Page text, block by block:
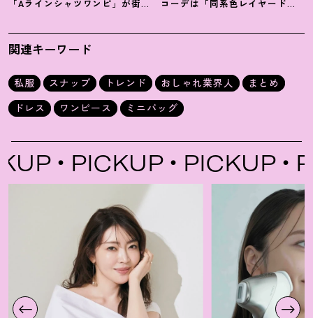
「Aラインシャツワンピ」が街で
さん
コーデは「同系色レイヤード」
さん
関連キーワード
私服 スナップ トレンド おしゃれ業界人
まとめ
ドレス
ワンピース ミニバッグ
PICKUP PICKUP